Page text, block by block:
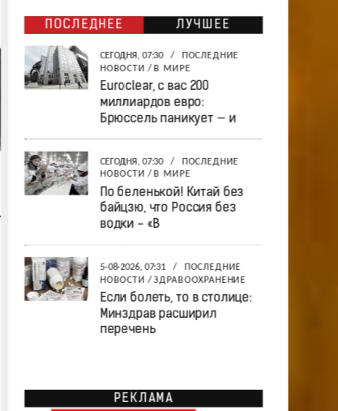
ПОСЛЕДНЕЕ ЛУЧШЕЕ
СЕГОДНЯ, 07:30 /
ПОСЛЕДНИЕ
НОВОСТИ / В МИРЕ
Euroclear, с вас 200
миллиардов евро:
Брюссель паникует — и
СЕГОДНЯ, 07:30 /
ПОСЛЕДНИЕ
НОВОСТИ / В МИРЕ
По беленькой! Китай без
байцзю, что Россия без
водки - «В
5-08-2026, 07:31 / ПОСЛЕДНИЕ
НОВОСТИ /ЗДРАВООХРАНЕНИЕ
Если болеть, то в столице:
Минздрав расширил
перечень
РЕКЛАМА